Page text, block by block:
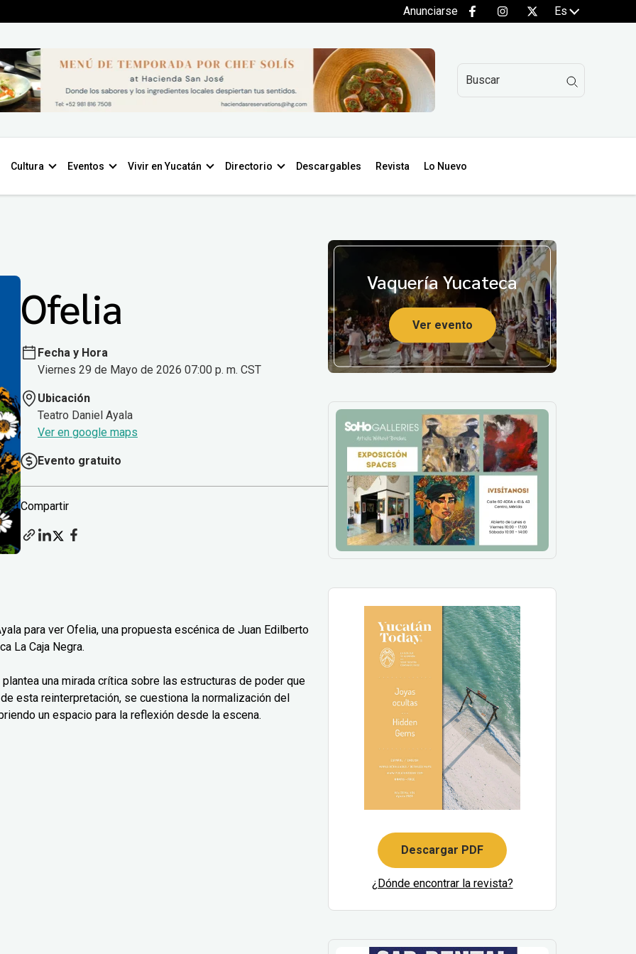
Anunciarse Es
Cultura Eventos Vivir en Yucatán Directorio Descargables Revista Lo Nuevo
Ofelia
Fecha y Hora
Viernes 29 de Mayo de 2026 07:00 p. m. CST
Ubicación
Teatro Daniel Ayala
Ver en google maps
Evento gratuito
Compartir
para ver Ofelia, una propuesta escénica de Juan Edilberto
La Caja Negra.
una mirada crítica sobre las estructuras de poder que
esta reinterpretación, se cuestiona la normalización del
un espacio para la reflexión desde la escena.
Vaquería Yucateca
Ver evento
Descargar PDF
¿Dónde encontrar la revista?